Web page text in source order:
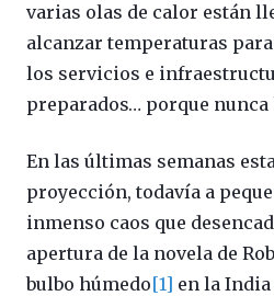
varias olas de calor están
alcanzar temperaturas
los servicios e
preparados… porque nunca
En las últimas semanas
proyección, todavía a
inmenso caos que
apertura de la novela de
bulbo húmedo[1] en la India